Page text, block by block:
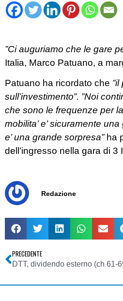
”Ci auguriamo che le gare
Italia, Marco Patuano, a
Patuano ha ricordato che
sull’investimento”. ”Noi
che sono le frequenze per
mobilita’ e’ sicuramente
e’ una grande sorpresa” ha
dell’ingresso nella gara di 3
Redazione
PRECEDENTE